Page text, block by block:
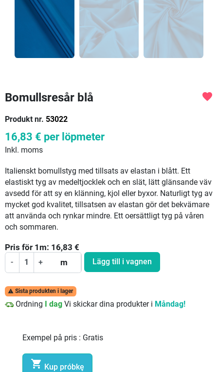
Bomullsresår blå
Produkt nr. 53022
favorite
16,83 € per löpmeter
Inkl. moms
Italienskt bomullstyg med tillsats av elastan i blått. Ett
elastiskt tyg av medeltjocklek och en slät, lätt glänsande väv
avsedd för att sy en klänning, kjol eller byxor. Naturligt tyg av
mycket god kvalitet, tillsatsen av elastan gör det bekvämare
att använda och rynkar mindre. Ett oersättligt tyg på våren
och sommaren.
Pris för 1 m: 16,83 €
- + m Lägg till i vagnen
 Sista produkten i lager
Ordning I dag Vi skickar dina produkter i Måndag!
Exempel på pris : Gratis
 Kup próbkę